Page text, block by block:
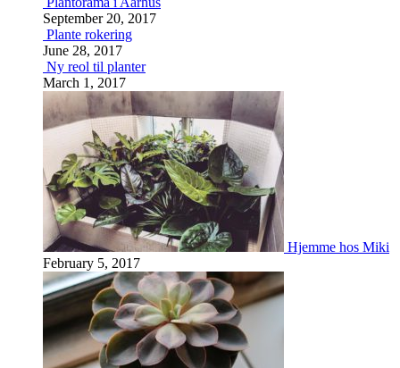
September 20, 2017
Plante rokering
June 28, 2017
Ny reol til planter
March 1, 2017
Hjemme hos Miki
February 5, 2017